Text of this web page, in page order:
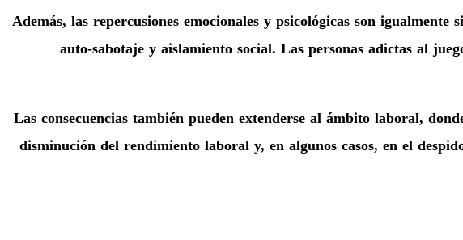
Además, las repercusiones emocionales y psicológicas son
auto-sabotaje y aislamiento social. Las personas adictas al
Las consecuencias también pueden extenderse al ámbito laboral,
disminución del rendimiento laboral y, en algunos casos, en el